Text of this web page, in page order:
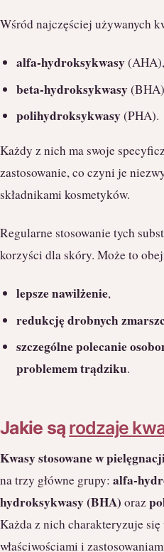
Wśród najczęściej używanych
alfa-hydroksykwasy(AHA),
beta-hydroksykwasy
polihydroksykwasy(PHA).
Każdy z nich ma swoje
zastosowanie, co czyni je
składnikami kosmetyków.
Regularne stosowanie tych
korzyści dla skóry. Może to
lepsze nawilżenie,
redukcję drobnych
szczególne polecanie
problemem trądziku.
Jakie są rodzaje
Kwasy stosowane w
na trzy główne grupy: alfa-
hydroksykwasy (BHA) oraz
Każda z nich charakteryzuje
właściwościami i